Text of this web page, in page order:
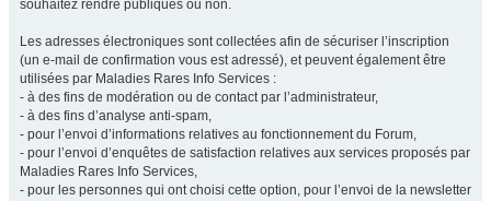
souhaitez rendre publiques ou non.
Les adresses électroniques sont collectées afin de sécuriser l’inscription
(un e-mail de confirmation vous est adressé), et peuvent également être
utilisées par Maladies Rares Info Services :
- à des fins de modération ou de contact par l’administrateur,
- à des fins d’analyse anti-spam,
- pour l’envoi d’informations relatives au fonctionnement du Forum,
- pour l’envoi d’enquêtes de satisfaction relatives aux services proposés par
Maladies Rares Info Services,
- pour les personnes qui ont choisi cette option, pour l’envoi de la newsletter